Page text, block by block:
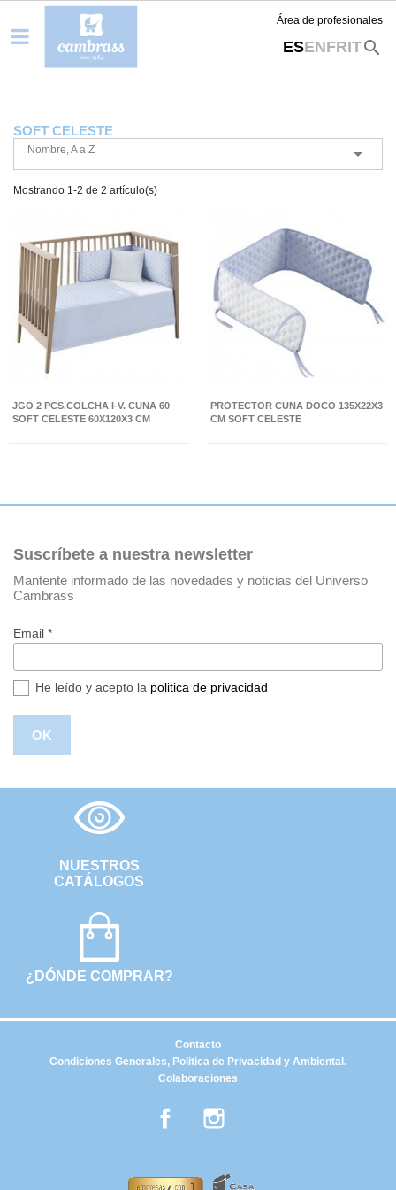
Área de profesionales
ESENFRITsearch
SOFT CELESTE
Nombre, A a Z 
Mostrando 1-2 de 2 artículo(s)
JGO 2 PCS.COLCHA I-V. CUNA 60
SOFT CELESTE 60X120X3 CM
PROTECTOR CUNA DOCO 135X22X3
CM SOFT CELESTE
Suscríbete a nuestra newsletter
Mantente informado de las novedades y noticias del Universo
Cambrass
Email *
He leído y acepto la politica de privacidad
NUESTROS
CATÁLOGOS
¿DÓNDE COMPRAR?
Condiciones Generales, Politica de Privacidad y Ambiental.
Colaboraciones
Contacto
Facebook